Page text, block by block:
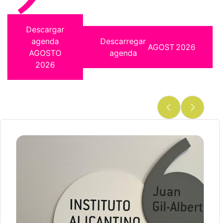
Descargar
agenda
AGOSTO
2026
Descarregar
agenda
AGOST 2026